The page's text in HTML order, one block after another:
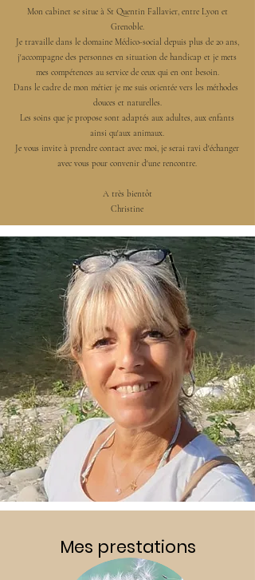
Mon cabinet se situe à St Quentin Fallavier, entre Lyon et
Grenoble.
Je travaille dans le domaine Médico-social depuis plus de 20 ans,
j'accompagne des personnes en situation de handicap et je mets
mes compétences au service de ceux qui en ont besoin.
Dans le cadre de mon métier je me suis orientée vers les méthodes
douces et naturelles.
Les soins que je propose sont adaptés aux adultes, aux enfants
ainsi qu'aux animaux.
Je vous invite à prendre contact avec moi, je serai ravi d'échanger
avec vous pour convenir d'une rencontre.
A très bientôt
Christine
Mes prestations